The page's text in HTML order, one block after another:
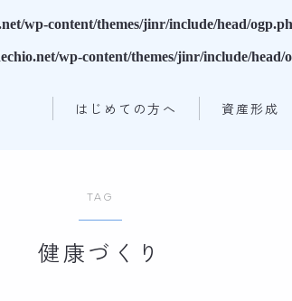
wp-content/themes/jinr/include/head/
wp-content/themes/jinr/include/head/
はじめての方へ 資産形成
TAG
健康づくり